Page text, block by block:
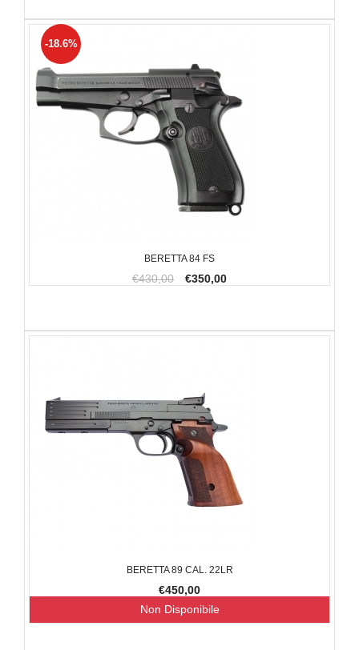
BERETTA 84 FS
€430,00 €350,00
-18.6%
BERETTA 89 CAL. 22LR
€450,00
Non Disponibile